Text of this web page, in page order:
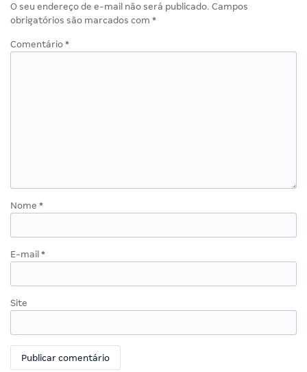
O seu endereço de e-mail não será publicado. Campos
obrigatórios são marcados com *
Comentário *
Nome *
E-mail *
Site